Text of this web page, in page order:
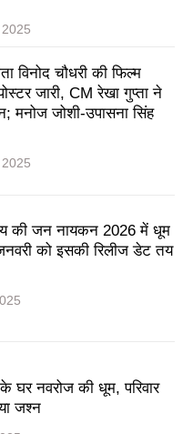
विनोद चौधरी की फिल्म
जारी, CM रेखा गुप्ता ने
मनोज जोशी-उपासना सिंह
की जन नायकन 2026 में धूम
को इसकी रिलीज डेट तय
के घर नवरोज की धूम, परिवार
जश्न